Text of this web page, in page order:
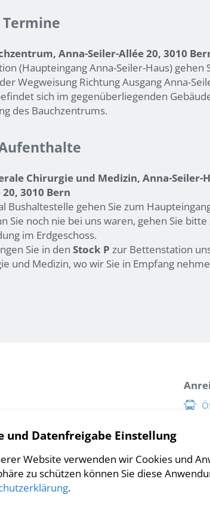
Anna-Seiler-Allée 20, 3010
(Haupteingang Anna-Seiler-Haus) gehen
Wegweisung Richtung Ausgang Anna-
sich im gegenüberliegenden
des Bauchzentrums.
Chirurgie und Medizin, Anna-Seiler-
3010 Bern
Bushaltestelle gehen Sie zum
Sie noch nie bei uns waren, gehen Sie
im Erdgeschoss.
Sie in den Stock P zur Bettenstation
und Medizin, wo wir Sie in Empfang
00
und Datenfreigabe Einstellung
Website verwenden wir Cookies und
zu schützen können Sie diese
.